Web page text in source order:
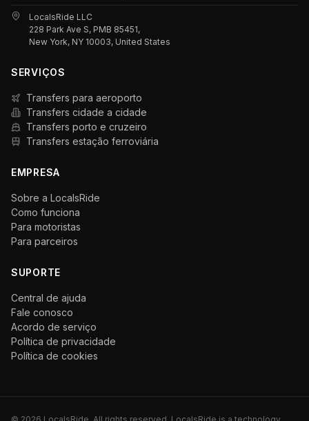
LocalsRide LLC
228 Park Ave S, PMB 85451,
New York, NY 10003, United States
SERVIÇOS
Transfers para aeroporto
Transfers cidade a cidade
Transfers porto e cruzeiro
Transfers estação ferroviária
EMPRESA
Sobre a LocalsRide
Como funciona
Para motoristas
Para parceiros
SUPORTE
Central de ajuda
Fale conosco
Acordo de serviço
Política de privacidade
Política de cookies